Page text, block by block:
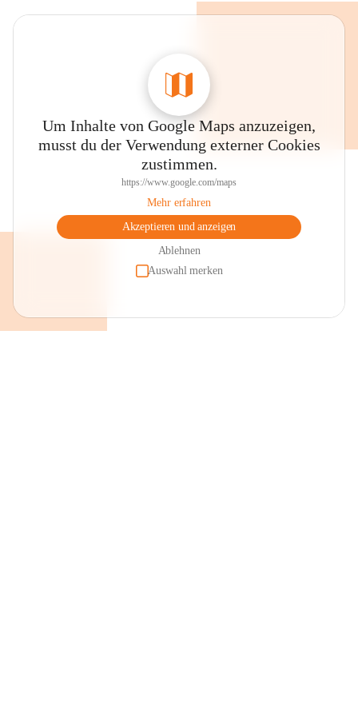
Um Inhalte von Google Maps anzuzeigen,
musst du der Verwendung externer Cookies
zustimmen.
https://www.google.com/maps
Mehr erfahren
Akzeptieren und anzeigen
Ablehnen
Auswahl merken